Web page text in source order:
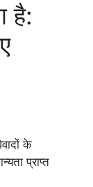
है:
के
प्राप्त